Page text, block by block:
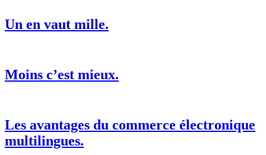
Un en vaut mille.
Moins c’est mieux.
Les avantages du commerce électronique
multilingues.